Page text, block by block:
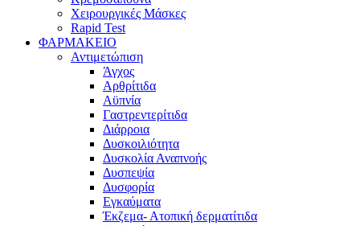
Χειρουργικές Μάσκες
Rapid Test
ΦΑΡΜΑΚΕΙΟ
Αντιμετώπιση
Άγχος
Αρθρίτιδα
Αϋπνία
Γαστρεντερίτιδα
Διάρροια
Δυσκοιλιότητα
Δυσκολία Αναπνοής
Δυσπεψία
Δυσφορία
Εγκαύματα
Έκζεμα- Ατοπική δερματίτιδα